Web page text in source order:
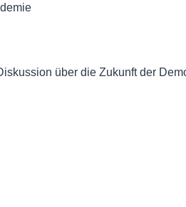
über die Zukunft der